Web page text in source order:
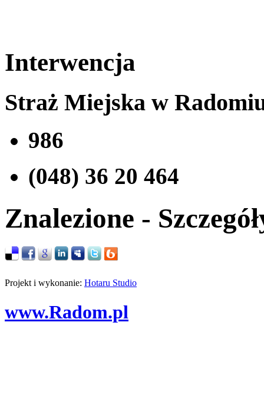
Interwencja
Straż Miejska w
986
(048) 36 20 464
Znalezione -
Projekt i wykonanie: Hotaru Studio
www.Radom.pl